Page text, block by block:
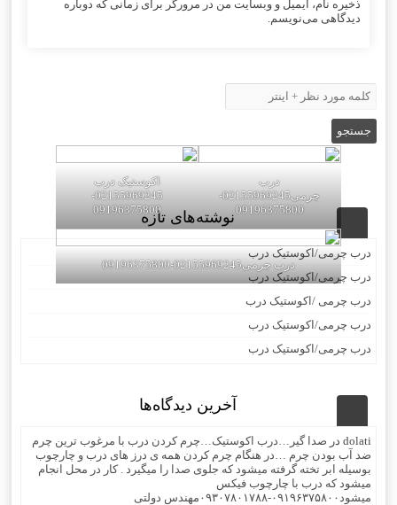
ذخیره نام، ایمیل و وبسایت من در مرورگر برای زمانی که دوباره
دیدگاهی می‌نویسم.
درب
چرمی02155969245-
09196375800
اکوستیک درب
02155969245-
09196375800
درب چرمی02155969245-09196375800
نوشته‌های تازه
درب چرمی/اکوستیک درب
درب چرمی/اکوستیک درب
درب چرمی /اکوستیک درب
درب چرمی/اکوستیک درب
درب چرمی/اکوستیک درب
آخرین دیدگاه‌ها
dolati در صدا گیر…درب اکوستیک…چرم کردن درب با مرغوب ترین چرم
ضد آب بودن چرم …در هنگام چرم کردن همه ی درز های درب و چارچوب
بوسیله ابر تخته گرفته میشود که جلوی صدا را میگیرد . کار در محل انجام
میشود که درب با چارچوب فیکس
میشود۰۹۱۹۶۳۷۵۸۰۰-۰۹۳۰۷۸۰۱۷۸۸مهندس دولتی